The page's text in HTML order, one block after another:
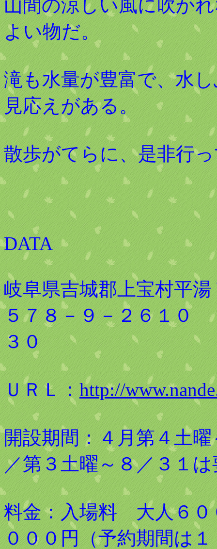
山間の涼しい風に吹か
よい物だ。
滝も水量が豊富で、水
見応えがある。
散歩がてらに、是非行
DATA
岐阜県吉城郡上宝村平
５７８－９－２６１０
３０
ＵＲＬ：http://
開設期間：４月第４土
／第３土曜～８／
料金：入場料 大人６
０００円（予約期間